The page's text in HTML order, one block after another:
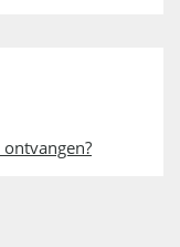
ontvangen?